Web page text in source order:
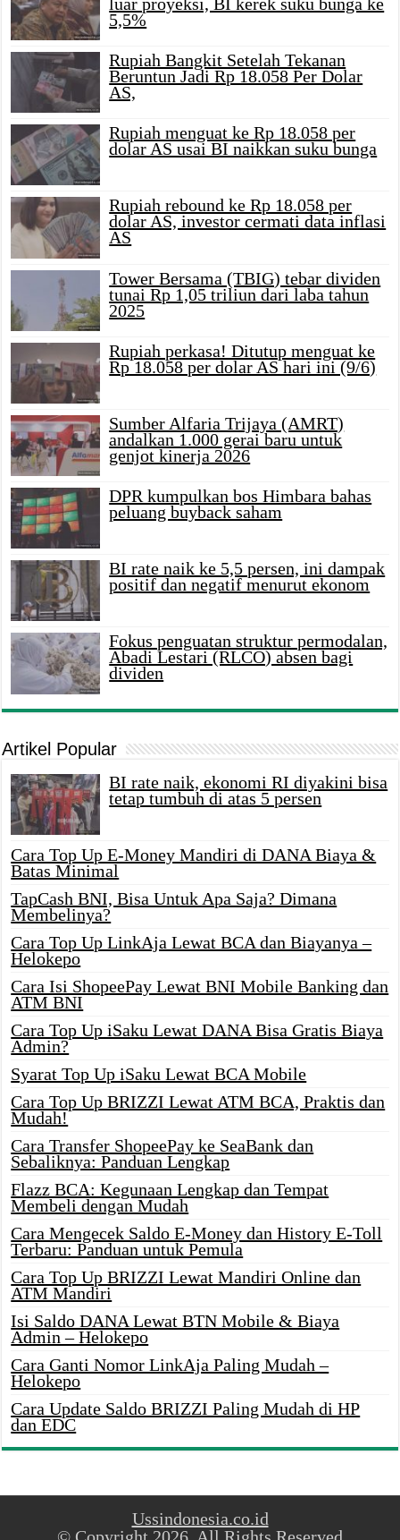
5,5%
Rupiah Bangkit Setelah Tekanan
Beruntun Jadi Rp 18.058 Per Dolar
AS,
Rupiah menguat ke Rp 18.058 per
dolar AS usai BI naikkan suku bunga
Rupiah rebound ke Rp 18.058 per
dolar AS, investor cermati data inflasi
AS
Tower Bersama (TBIG) tebar dividen
tunai Rp 1,05 triliun dari laba tahun
2025
Rupiah perkasa! Ditutup menguat ke
Rp 18.058 per dolar AS hari ini (9/6)
Sumber Alfaria Trijaya (AMRT)
andalkan 1.000 gerai baru untuk
genjot kinerja 2026
DPR kumpulkan bos Himbara bahas
peluang buyback saham
BI rate naik ke 5,5 persen, ini dampak
positif dan negatif menurut ekonom
Fokus penguatan struktur permodalan,
Abadi Lestari (RLCO) absen bagi
dividen
Artikel Popular
BI rate naik, ekonomi RI diyakini bisa
tetap tumbuh di atas 5 persen
Cara Top Up E-Money Mandiri di DANA Biaya &
Batas Minimal
TapCash BNI, Bisa Untuk Apa Saja? Dimana
Membelinya?
Cara Top Up LinkAja Lewat BCA dan Biayanya –
Helokepo
Cara Isi ShopeePay Lewat BNI Mobile Banking dan
ATM BNI
Cara Top Up iSaku Lewat DANA Bisa Gratis Biaya
Admin?
Syarat Top Up iSaku Lewat BCA Mobile
Cara Top Up BRIZZI Lewat ATM BCA, Praktis dan
Mudah!
Cara Transfer ShopeePay ke SeaBank dan
Sebaliknya: Panduan Lengkap
Flazz BCA: Kegunaan Lengkap dan Tempat
Membeli dengan Mudah
Cara Mengecek Saldo E-Money dan History E-Toll
Terbaru: Panduan untuk Pemula
Cara Top Up BRIZZI Lewat Mandiri Online dan
ATM Mandiri
Isi Saldo DANA Lewat BTN Mobile & Biaya
Admin – Helokepo
Cara Ganti Nomor LinkAja Paling Mudah –
Helokepo
Cara Update Saldo BRIZZI Paling Mudah di HP
dan EDC
Ussindonesia.co.id